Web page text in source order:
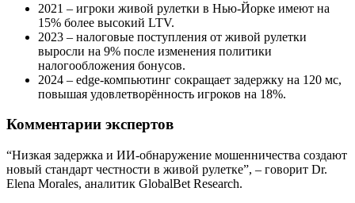
2021 – игроки живой рулетки в Нью‑Йорке имеют на
15% более высокий LTV.
2023 – налоговые поступления от живой рулетки
выросли на 9% после изменения политики
налогообложения бонусов.
2024 – edge‑компьютинг сокращает задержку на 120 мс,
повышая удовлетворённость игроков на 18%.
Комментарии экспертов
“Низкая задержка и ИИ‑обнаружение мошенничества создают
новый стандарт честности в живой рулетке”, – говорит Dr.
Elena Morales, аналитик GlobalBet Research.